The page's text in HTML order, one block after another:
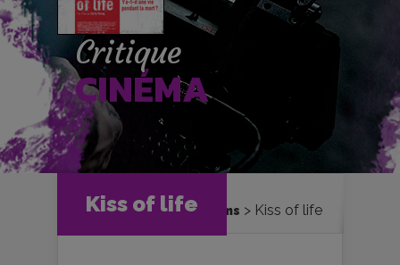
Critique
CINÉMA
Kiss of life
Accueil
Cinéma
Critiques et fiches films
Kiss of life